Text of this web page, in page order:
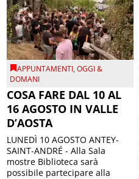
APPUNTAMENTI,OGGI &
DOMANI
COSA FARE DAL 10 AL
16 AGOSTO IN VALLE
D’AOSTA
LUNEDÌ 10 AGOSTO ANTEY-
SAINT-ANDRÉ - Alla Sala
mostre Biblioteca sarà
possibile partecipare alla